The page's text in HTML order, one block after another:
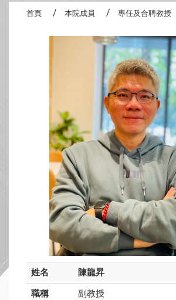
首頁 本院成員 專任及合聘教授
姓名
陳龍昇
職稱
副教授